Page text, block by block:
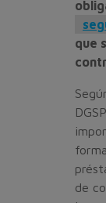
que
de